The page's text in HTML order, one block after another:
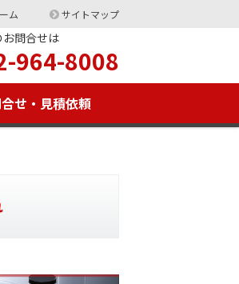
ム サイトマップ
お問合せは
964-8008
せ・見積依頼